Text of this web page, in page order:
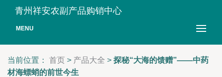
青州祥安农副产品购销中心
MENU
当前位置： 首页 > 产品大全 > 探秘“大海的馈赠”——中药
材海螵蛸的前世今生